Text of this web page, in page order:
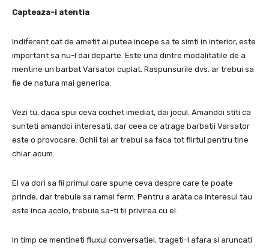
Capteaza-i atentia
Indiferent cat de ametit ai putea incepe sa te simti in interior, este
important sa nu-l dai departe. Este una dintre modalitatile de a
mentine un barbat Varsator cuplat. Raspunsurile dvs. ar trebui sa
fie de natura mai generica.
Vezi tu, daca spui ceva cochet imediat, dai jocul. Amandoi stiti ca
sunteti amandoi interesati, dar ceea ce atrage barbatii Varsator
este o provocare. Ochii tai ar trebui sa faca tot flirtul pentru tine
chiar acum.
El va dori sa fii primul care spune ceva despre care te poate
prinde, dar trebuie sa ramai ferm. Pentru a arata ca interesul tau
este inca acolo, trebuie sa-ti tii privirea cu el.
In timp ce mentineti fluxul conversatiei, trageti-l afara si aruncati